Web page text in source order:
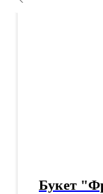
Букет